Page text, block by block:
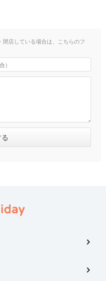
閉店している場合は、こちらのフ